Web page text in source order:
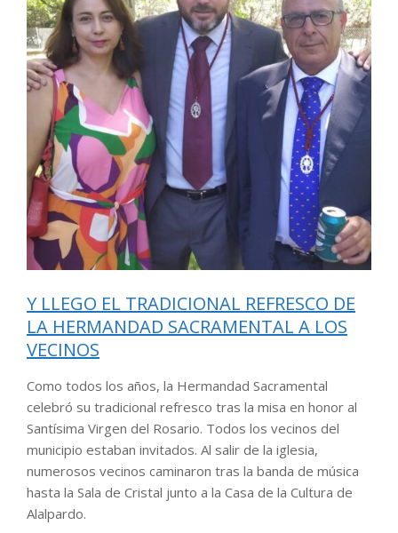
Y LLEGO EL TRADICIONAL REFRESCO DE
LA HERMANDAD SACRAMENTAL A LOS
VECINOS
Como todos los años, la Hermandad Sacramental
celebró su tradicional refresco tras la misa en honor al
Santísima Virgen del Rosario. Todos los vecinos del
municipio estaban invitados. Al salir de la iglesia,
numerosos vecinos caminaron tras la banda de música
hasta la Sala de Cristal junto a la Casa de la Cultura de
Alalpardo.